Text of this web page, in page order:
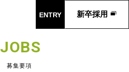
新卒採用
ENTRY
JOBS
募集要項